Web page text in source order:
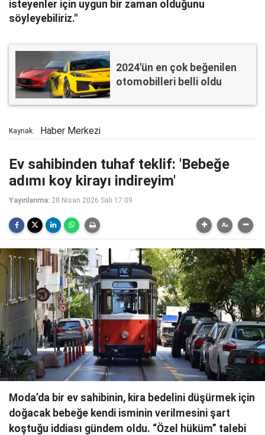
isteyenler için uygun bir zaman olduğunu
söyleyebiliriz."
2024'ün en çok beğenilen
otomobilleri belli oldu
Kaynak: Haber Merkezi
Ev sahibinden tuhaf teklif: 'Bebeğe
adımı koy kirayı indireyim'
Yayınlanma: 28 Nisan 2026 Salı 17:09
Moda’da bir ev sahibinin, kira bedelini düşürmek için
doğacak bebeğe kendi isminin verilmesini şart
koştuğu iddiası gündem oldu. “Özel hüküm” talebi